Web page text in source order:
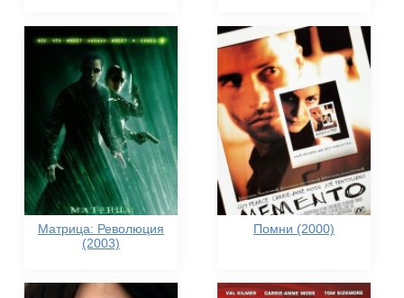
Матрица: Революция
(2003)
Помни (2000)